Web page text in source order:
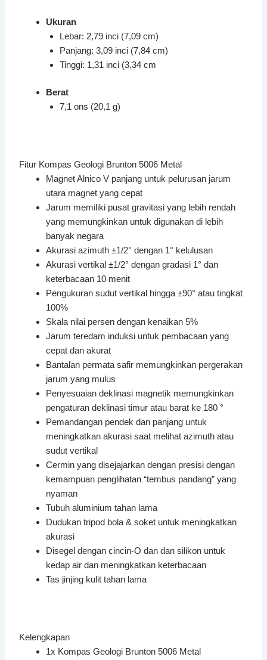
Ukuran
Lebar: 2,79 inci (7,09 cm)
Panjang: 3,09 inci (7,84 cm)
Tinggi: 1,31 inci (3,34 cm
Berat
7,1 ons (20,1 g)
Fitur Kompas Geologi Brunton 5006 Metal
Magnet Alnico V panjang untuk pelurusan jarum
utara magnet yang cepat
Jarum memiliki pusat gravitasi yang lebih rendah
yang memungkinkan untuk digunakan di lebih
banyak negara
Akurasi azimuth ±1/2° dengan 1° kelulusan
Akurasi vertikal ±1/2° dengan gradasi 1° dan
keterbacaan 10 menit
Pengukuran sudut vertikal hingga ±90° atau tingkat
100%
Skala nilai persen dengan kenaikan 5%
Jarum teredam induksi untuk pembacaan yang
cepat dan akurat
Bantalan permata safir memungkinkan pergerakan
jarum yang mulus
Penyesuaian deklinasi magnetik memungkinkan
pengaturan deklinasi timur atau barat ke 180 °
Pemandangan pendek dan panjang untuk
meningkatkan akurasi saat melihat azimuth atau
sudut vertikal
Cermin yang disejajarkan dengan presisi dengan
kemampuan penglihatan “tembus pandang” yang
nyaman
Tubuh aluminium tahan lama
Dudukan tripod bola & soket untuk meningkatkan
akurasi
Disegel dengan cincin-O dan dan silikon untuk
kedap air dan meningkatkan keterbacaan
Tas jinjing kulit tahan lama
Kelengkapan
1x Kompas Geologi Brunton 5006 Metal